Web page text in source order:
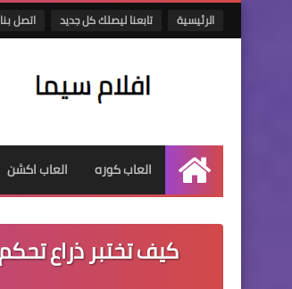
الرئيسية تابعنا ليصلك كل جديد اتصل بنا
الرئيسية
العاب كوره العاب اكشن